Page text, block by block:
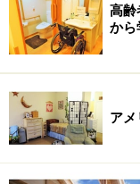
では、どういっ
て、登録できるの
ー構造であること
と、少なくとも安
ること、入居者が
す。登録は建物ご
高齢
から
アメ